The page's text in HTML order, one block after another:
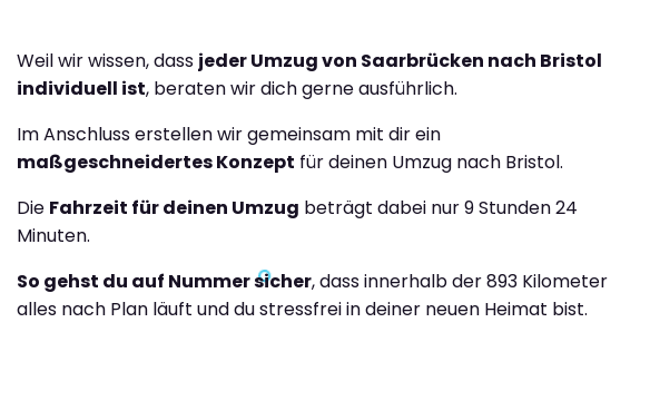
Weil wir wissen, dass jeder Umzug von Saarbrücken nach Bristol
individuell ist, beraten wir dich gerne ausführlich.
Im Anschluss erstellen wir gemeinsam mit dir ein
maßgeschneidertes Konzept für deinen Umzug nach Bristol.
Die Fahrzeit für deinen Umzug beträgt dabei nur 9 Stunden 24
Minuten.
So gehst du auf Nummer sicher, dass innerhalb der 893 Kilometer
alles nach Plan läuft und du stressfrei in deiner neuen Heimat bist.